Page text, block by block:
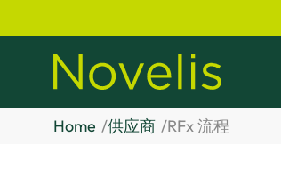
Home 供应商 RFx 流程